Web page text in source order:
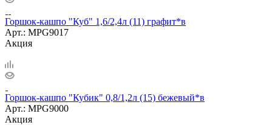
Горшок-кашпо "Куб" 1,6/2,4л (11) графит*в
Арт.: MPG9017
Акция
Горшок-кашпо "Кубик" 0,8/1,2л (15) бежевый*в
Арт.: MPG9000
Акция